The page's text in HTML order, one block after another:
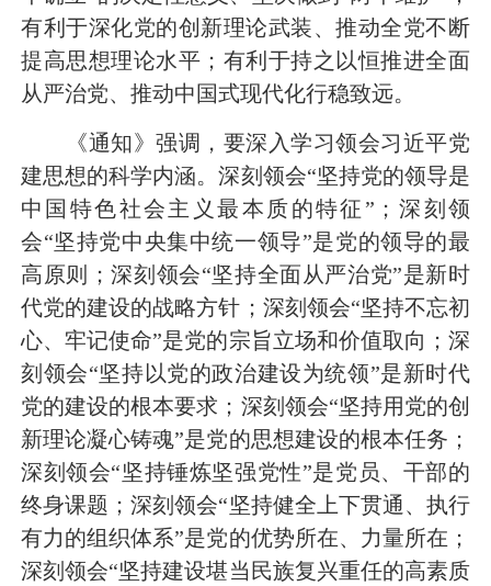
有利于深化党的创新理论武装、推动全党不断
提高思想理论水平；有利于持之以恒推进全面
从严治党、推动中国式现代化行稳致远。
《通知》强调，要深入学习领会习近平党
建思想的科学内涵。深刻领会“坚持党的领导是
中国特色社会主义最本质的特征”；深刻领
会“坚持党中央集中统一领导”是党的领导的最
高原则；深刻领会“坚持全面从严治党”是新时
代党的建设的战略方针；深刻领会“坚持不忘初
心、牢记使命”是党的宗旨立场和价值取向；深
刻领会“坚持以党的政治建设为统领”是新时代
党的建设的根本要求；深刻领会“坚持用党的创
新理论凝心铸魂”是党的思想建设的根本任务；
深刻领会“坚持锤炼坚强党性”是党员、干部的
终身课题；深刻领会“坚持健全上下贯通、执行
有力的组织体系”是党的优势所在、力量所在；
深刻领会“坚持建设堪当民族复兴重任的高素质